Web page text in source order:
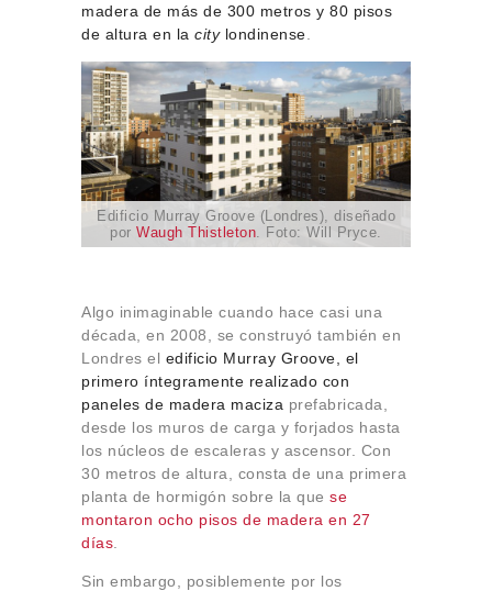
madera de más de 300 metros y 80 pisos
de altura en la citylondinense
Edificio Murray Groove (Londres), diseñado
porWaugh Thistleton . Foto: Will Pryce.
Algo inimaginable cuando hace casi una
década, en 2008, se construyó también en
Londres el edificio Murray Groove, el
primero íntegramente realizado con
paneles de madera maciza prefabricada,
desde los muros de carga y forjados hasta
los núcleos de escaleras y ascensor. Con
30 metros de altura, consta de una primera
planta de hormigón sobre la que se
montaron ocho pisos de madera en 27
días
Sin embargo, posiblemente por los